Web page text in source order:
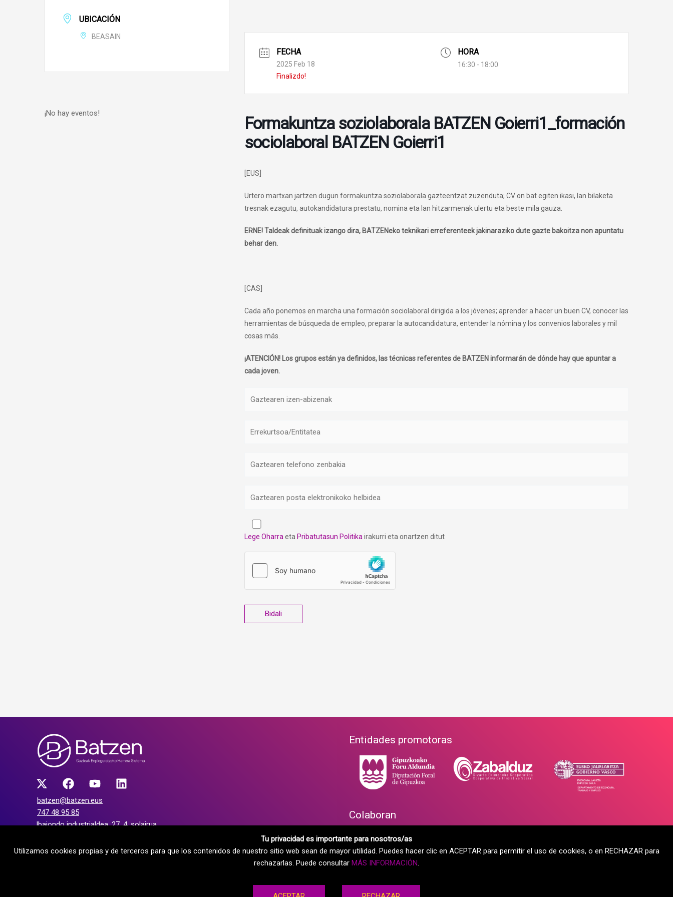
UBICACIÓN
BEASAIN
¡No hay eventos!
FECHA
2025 Feb 18
Finalizdo!
HORA
16:30 - 18:00
Formakuntza soziolaborala BATZEN Goierri1_formación
sociolaboral BATZEN Goierri1
[EUS]
Urtero martxan jartzen dugun formakuntza soziolaborala gazteentzat zuzenduta; CV on bat egiten ikasi, lan bilaketa
tresnak ezagutu, autokandidatura prestatu, nomina eta lan hitzarmenak ulertu eta beste mila gauza.
ERNE! Taldeak definituak izango dira, BATZENeko teknikari erreferenteek jakinaraziko dute gazte bakoitza non apuntatu
behar den.
[CAS]
Cada año ponemos en marcha una formación sociolaboral dirigida a los jóvenes; aprender a hacer un buen CV, conocer las
herramientas de búsqueda de empleo, preparar la autocandidatura, entender la nómina y los convenios laborales y mil
cosas más.
¡ATENCIÓN! Los grupos están ya definidos, las técnicas referentes de BATZEN informarán de dónde hay que apuntar a
cada joven.
Lege Oharra eta Pribatutasun Politika irakurri eta onartzen ditut
batzen@batzen.eus
747 48 95 85
Ibaiondo industrialdea, 27, 4. solairua
Entidades promotoras
Colaboran
Tu privacidad es importante para nosotros/as
Utilizamos cookies propias y de terceros para que los contenidos de nuestro sitio web sean de mayor utilidad. Puedes hacer clic en ACEPTAR para permitir el uso de cookies, o en RECHAZAR para
rechazarlas. Puede consultar MÁS INFORMACIÓN